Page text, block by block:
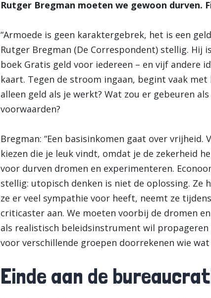
Rutger Bregman moeten we gewoon durven.
“Armoede is geen karaktergebrek, het is een
Rutger Bregman (De Correspondent) stellig.
boek Gratis geld voor iedereen – en vijf andere
kaart. Tegen de stroom ingaan, begint vaak
alleen geld als je werkt? Wat zou er gebeuren
voorwaarden?
Bregman: “Een basisinkomen gaat over
kiezen die je leuk vindt, omdat je de zekerheid
voor durven dromen en experimenteren.
stellig: utopisch denken is niet de oplossing. Ze
ze er veel sympathie voor heeft, neemt ze
criticaster aan. We moeten voorbij de dromen
als realistisch beleidsinstrument wil
voor verschillende groepen doorrekenen wie
Einde aan de